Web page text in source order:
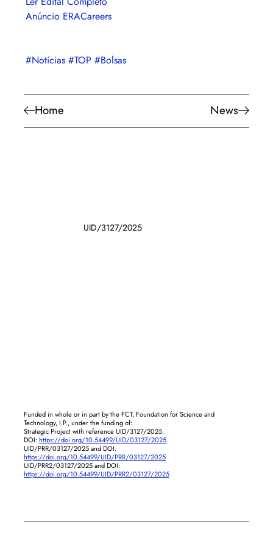
Home News
Anúncio ERACareers
#Notícias #TOP #Bolsas
UID/3127/2025
Funded in whole or in part by the FCT, Foundation for Science and
Technology, I.P., under the funding of:
Strategic Project with reference UID/3127/2025.
DOI:https://doi.org/10.54499/UID/03127/2025
UID/PRR/03127/2025 and DOI:
https://doi.org/10.54499/UID/PRR/03127/2025
UID/PRR2/03127/2025 and DOI:
https://doi.org/10.54499/UID/PRR2/03127/2025